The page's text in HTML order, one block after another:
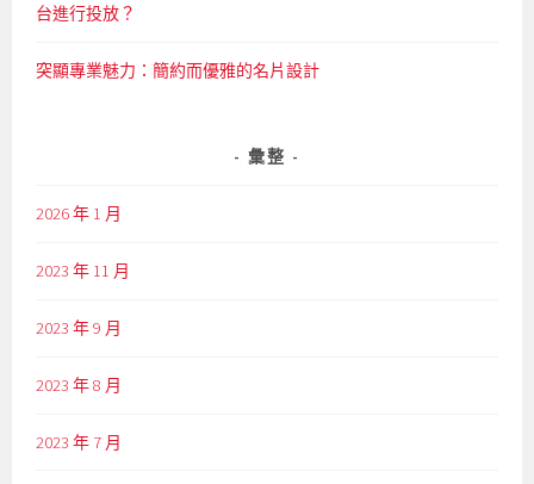
台進行投放？
突顯專業魅力：簡約而優雅的名片設計
彙整
2026 年 1 月
2023 年 11 月
2023 年 9 月
2023 年 8 月
2023 年 7 月